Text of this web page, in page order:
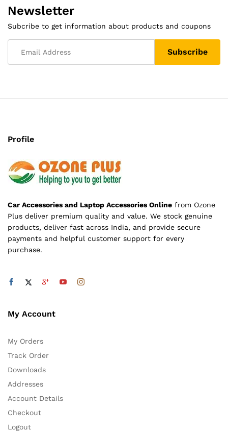
Newsletter
Subcribe to get information about products and coupons
Profile
Car Accessories and Laptop Accessories Online from Ozone
Plus deliver premium quality and value. We stock genuine
products, deliver fast across India, and provide secure
payments and helpful customer support for every
purchase.
My Account
My Orders
Track Order
Downloads
Addresses
Account Details
Checkout
Logout